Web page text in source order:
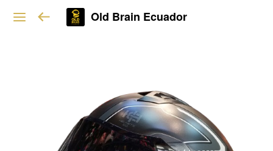
Old Brain Ecuador